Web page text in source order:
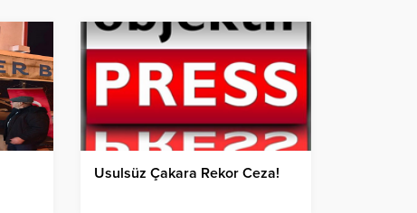
Usulsüz Çakara Rekor Ceza!